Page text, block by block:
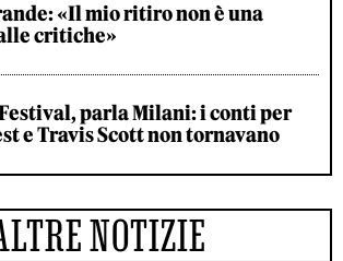
«Il mio ritiro non è una
critiche»
parla Milani: i conti per
e Travis Scott non tornavano
NOTIZIE